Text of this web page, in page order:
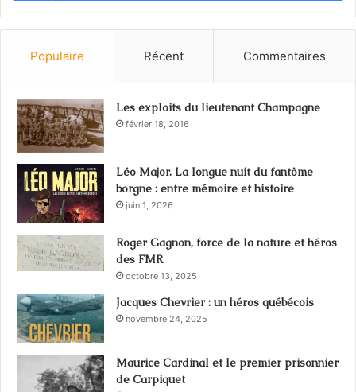
Populaire Récent Commentaires
Les exploits du lieutenant Champagne
février 18, 2016
Léo Major. La longue nuit du fantôme
borgne : entre mémoire et histoire
juin 1, 2026
Roger Gagnon, force de la nature et héros
des FMR
octobre 13, 2025
Jacques Chevrier : un héros québécois
novembre 24, 2025
Maurice Cardinal et le premier prisonnier
de Carpiquet